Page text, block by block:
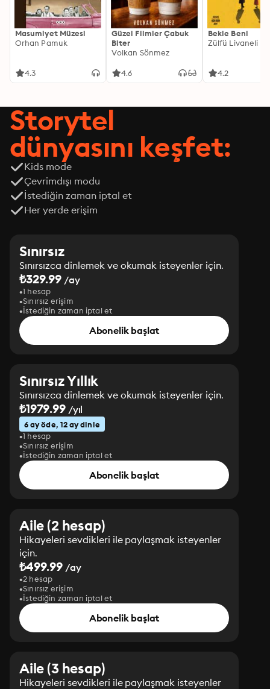
Masumiyet Müzesi
Orhan Pamuk
4.3
Güzel Filmler Çabuk
Biter
Volkan Sönmez
4.6
Bekle Beni
Zülfü Livaneli
4.2
Storytel
dünyasını keşfet:
Kids mode
Çevrimdışı modu
İstediğin zaman iptal et
Her yerde erişim
Sınırsız
Sınırsızca dinlemek ve okumak isteyenler için.
₺329.99 /ay
1 hesap
Sınırsız erişim
İstediğin zaman iptal et
Abonelik başlat
Sınırsız Yıllık
Sınırsızca dinlemek ve okumak isteyenler için.
₺1979.99/yıl
6 ay öde, 12 ay dinle
1 hesap
Sınırsız erişim
İstediğin zaman iptal et
Abonelik başlat
Aile (2 hesap)
Hikayeleri sevdikleri ile paylaşmak isteyenler
için.
₺499.99 /ay
2 hesap
Sınırsız erişim
İstediğin zaman iptal et
Abonelik başlat
Aile (3 hesap)
Hikayeleri sevdikleri ile paylaşmak isteyenler